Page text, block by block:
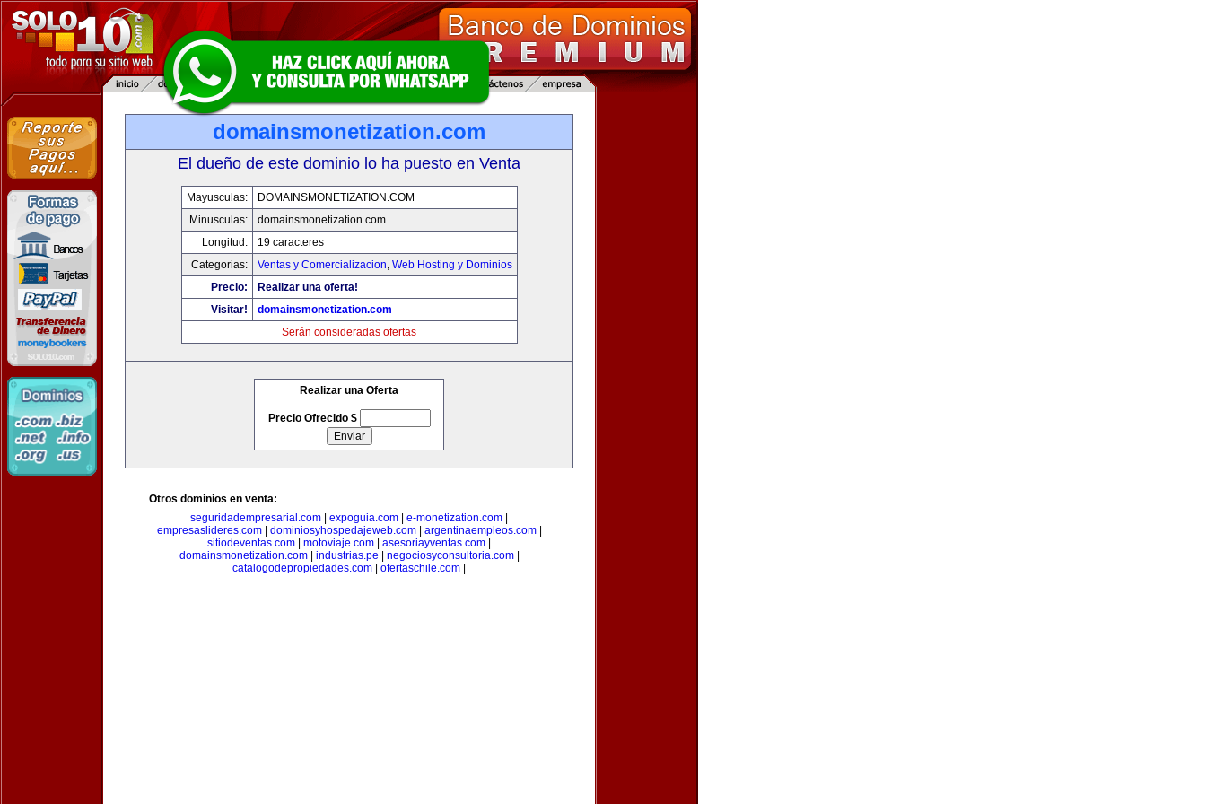
domainsmonetization.com
El dueño de este dominio lo ha puesto en Venta
Mayusculas:
DOMAINSMONETIZATION.COM
Minusculas:
domainsmonetization.com
Longitud:
19 caracteres
Categorias:
Ventas y Comercializacion, Web Hosting y Dominios
Precio:
Realizar una oferta!
Visitar!
domainsmonetization.com
Serán consideradas ofertas
Realizar una Oferta
Precio Ofrecido $
Otros dominios en venta:
seguridadempresarial.com
expoguia.com e-monetization.com
empresaslideres.com| dominiosyhospedajeweb.com| argentinaempleos.com|
sitiodeventas.com
motoviaje.com asesoriayventas.com
domainsmonetization.com| industrias.pe negociosyconsultoria.com|
catalogodepropiedades.com
ofertaschile.com